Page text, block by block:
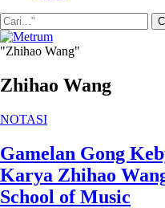
"Zhihao Wang"
Zhihao Wang
NOTASI
Gamelan Gong
Karya Zhihao
School of Music